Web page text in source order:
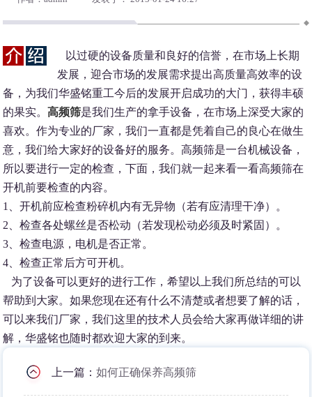
以过硬的设备质量和良好的信誉，在市场上长期
发展，迎合市场的发展需求提出高质量高效率的设
备，为我们华盛铭重工今后的发展开启成功的大门，获得丰硕
的果实。高频筛是我们生产的拿手设备，在市场上深受大家的
喜欢。作为专业的厂家，我们一直都是凭着自己的良心在做生
意，我们给大家好的设备好的服务。高频筛是一台机械设备，
所以要进行一定的检查，下面，我们就一起来看一看高频筛在
开机前要检查的内容。
1、开机前应检查粉碎机内有无异物（若有应清理干净）。
2、检查各处螺丝是否松动（若发现松动必须及时紧固）。
3、检查电源，电机是否正常。
4、检查正常后方可开机。
为了设备可以更好的进行工作，希望以上我们所总结的可以
帮助到大家。如果您现在还有什么不清楚或者想要了解的话，
可以来我们厂家，我们这里的技术人员会给大家再做详细的讲
解，华盛铭也随时都欢迎大家的到来。
上一篇：如何正确保养高频筛